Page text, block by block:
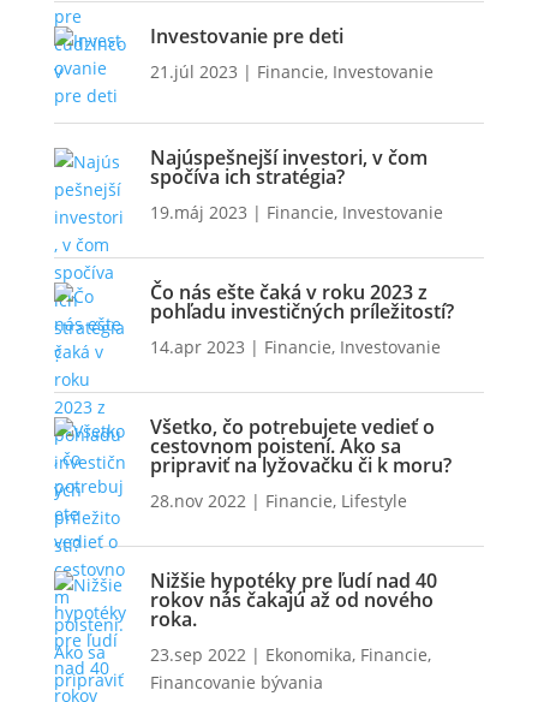
Investovanie pre deti
21.júl 2023 | Financie, Investovanie
Najúspešnejší investori, v čom
spočíva ich stratégia?
19.máj 2023 | Financie, Investovanie
Čo nás ešte čaká v roku 2023 z
pohľadu investičných príležitostí?
14.apr 2023 | Financie, Investovanie
Všetko, čo potrebujete vedieť o
cestovnom poistení. Ako sa
pripraviť na lyžovačku či k moru?
28.nov 2022| Financie, Lifestyle
Nižšie hypotéky pre ľudí nad 40
rokov nás čakajú až od nového
roka.
23.sep 2022| Ekonomika, Financie,
Financovanie bývania